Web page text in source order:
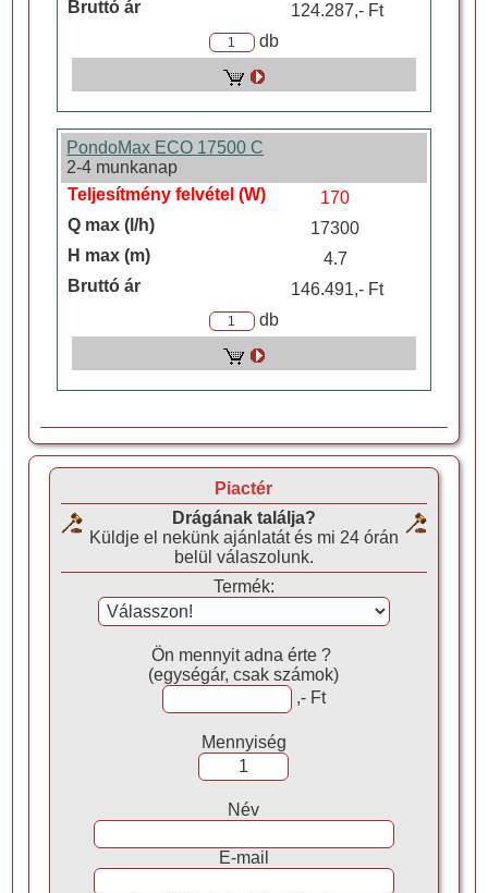
124.287,- Ft
db
PondoMax ECO 17500 C
2-4 munkanap
170
17300
4.7
146.491,- Ft
db
Piactér
Drágának találja?
Küldje el nekünk ajánlatát és mi 24 órán
belül válaszolunk.
Termék:
Ön mennyit adna érte ?
(egységár, csak számok)
,- Ft
Mennyiség
Név
E-mail